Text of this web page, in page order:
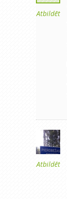
Atbildēt
Atbildēt